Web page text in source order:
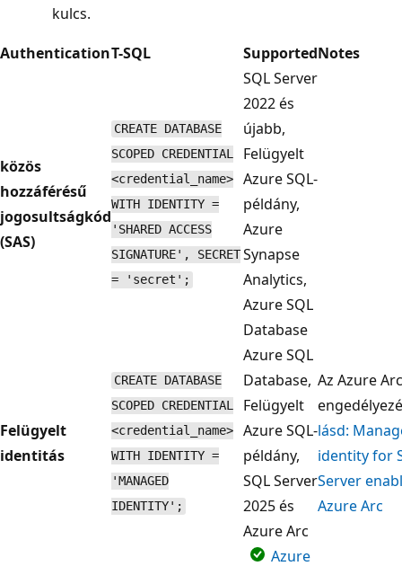
kulcs.
AuthenticationT-SQL SupportedNotes
közös
hozzáférésű
jogosultságkód
(SAS)
CREATE DATABASE
SCOPED CREDENTIAL
<credential_name>
WITH IDENTITY =
'SHARED ACCESS
SIGNATURE', SECRET
= 'secret';
SQL Server
2022 és
újabb,
Felügyelt
Azure SQL-
példány,
Azure
Synapse
Analytics,
Azure SQL
Database
Felügyelt
identitás
CREATE DATABASE
SCOPED CREDENTIAL
<credential_name>
WITH IDENTITY =
'MANAGED
IDENTITY';
Azure SQL
Database,
Felügyelt
Azure SQL-
példány,
SQL Server
2025 és
Azure Arc
Az Azure Arc
lásd:
identity for
Server
Azure Arc
Azure